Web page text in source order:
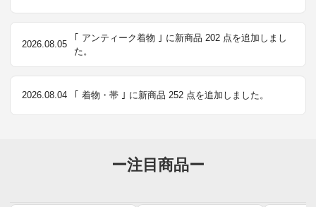
2026.08.05
｢ アンティーク着物 ｣ に新商品 202 点を追加しまし
た。
2026.08.04 ｢ 着物・帯 ｣ に新商品 252 点を追加しました。
ー注目商品ー